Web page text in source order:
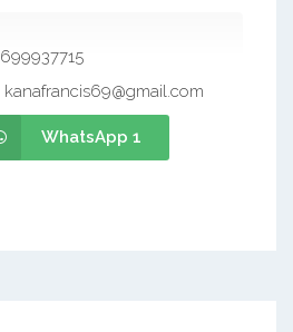
699937715
kanafrancis69@gmail.com
WhatsApp 1